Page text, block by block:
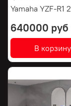
Yamaha YZF-R1
640000 руб
В корзину